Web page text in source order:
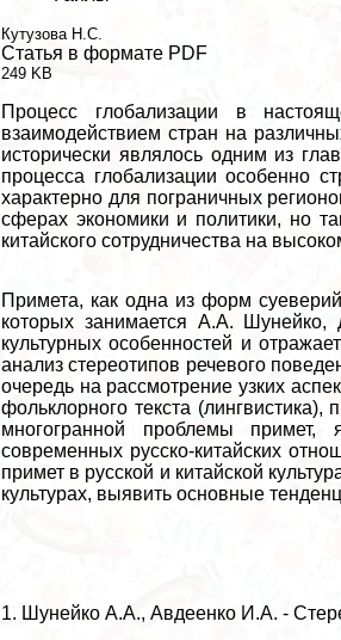
Кутузова Н.С.
Статья в формате PDF
249 KB
Процесс глобализации в
взаимодействием стран на
исторически являлось одним из
процесса глобализации особенно
хаpaктерно для пограничных
сферах экономики и политики, но
китайского сотрудничества на
Примета, как одна из форм
которых занимается А.А. Шунейко,
культурных особенностей и
анализ стереотипов речевого
очередь на рассмотрение узких
фольклорного текста
многогранной проблемы примет,
современных русско-китайских
примет в русской и китайской
культурах, выявить основные
1. Шунейко А.А., Авдеенко И.А. -